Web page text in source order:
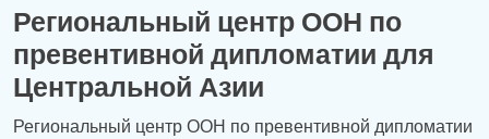
Региональный центр ООН по
превентивной дипломатии для
Центральной Азии
Региональный центр ООН по превентивной дипломатии